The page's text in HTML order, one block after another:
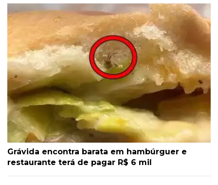
Grávida encontra barata em hambúrguer e
restaurante terá de pagar R$ 6 mil